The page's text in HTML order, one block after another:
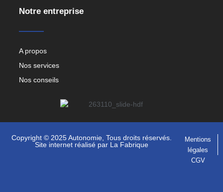
Notre entreprise
A propos
Nos services
Nos conseils
Copyright © 2025 Autonomie, Tous droits réservés.
Site internet réalisé par La Fabrique
Mentions
légales
CGV